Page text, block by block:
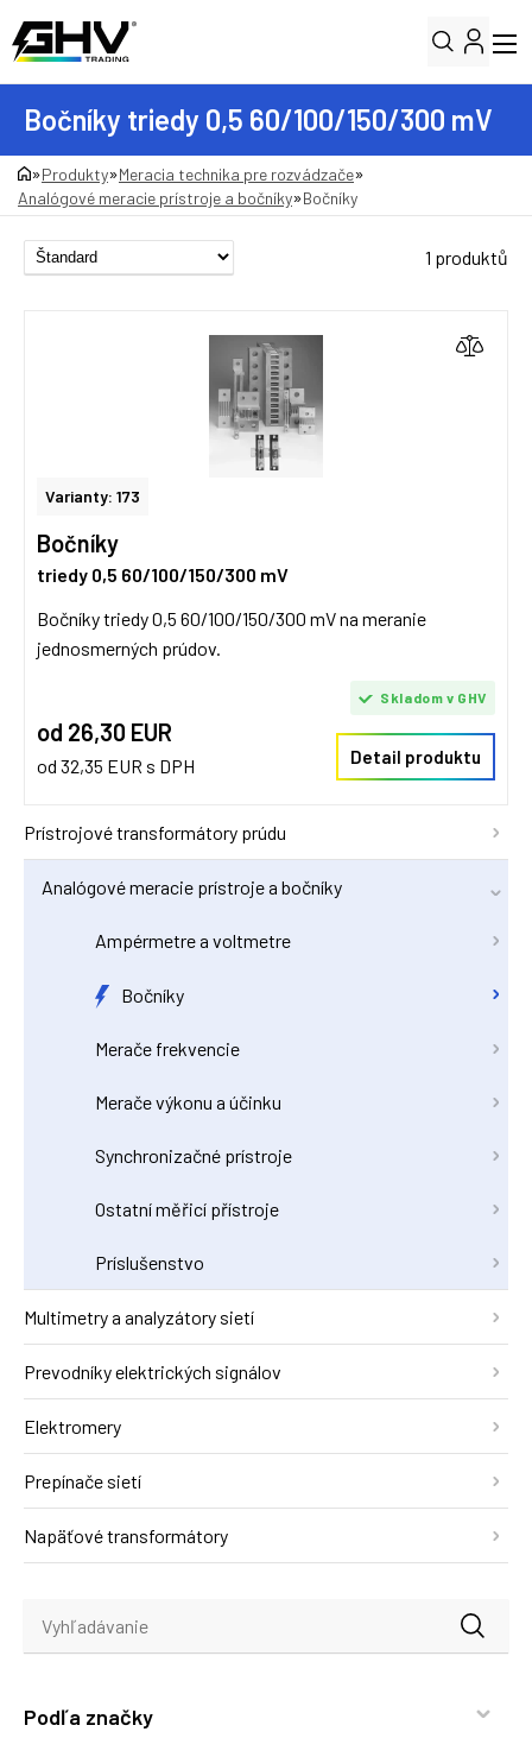
Bočníky triedy 0,5 60/100/150/300 mV
»Produkty»Meracia technika pre rozvádzače»
Analógové meracie prístroje a bočníky»Bočníky
Prístrojové transformátory prúdu
Analógové meracie prístroje a bočníky
Ampérmetre a voltmetre
Bočníky
Merače frekvencie
Merače výkonu a účinku
Synchronizačné prístroje
Ostatní měřicí přístroje
Príslušenstvo
Multimetry a analyzátory sietí
Prevodníky elektrických signálov
Elektromery
Prepínače sietí
Napäťové transformátory
Podľa značky
1 produktů
Varianty: 173
Bočníky
triedy 0,5 60/100/150/300 mV
Bočníky triedy 0,5 60/100/150/300 mV na meranie
jednosmerných prúdov.
od 26,30 EUR
od 32,35 EUR s DPH
Skladom v GHV
Detail produktu